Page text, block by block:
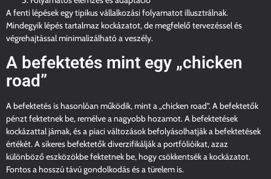
A fenti lépések egy tipikus vállalkozási folyamatot illusztrálnak.
Mindegyik lépés tartalmaz kockázatot, de megfelelő tervezéssel és
végrehajtással minimalizálható a veszély.
A befektetés mint egy „chicken
road”
A befektetés is hasonlóan működik, mint a „chicken road”. A befektetők
pénzt fektetnek be, remélve a nagyobb hozamot. A befektetések
kockázattal járnak, és a piaci változások befolyásolhatják a befektetések
értékét. A sikeres befektetők diverzifikálják a portfólióikat, azaz
különböző eszközökbe fektetnek be, hogy csökkentsék a kockázatot.
Fontos a hosszú távú gondolkodás és a türelem is.